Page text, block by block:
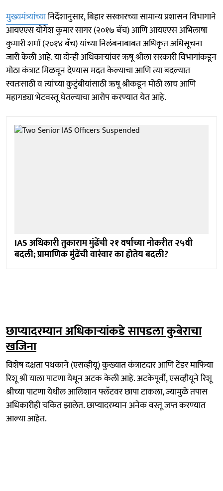
मुख्यमंत्र्यांच्यानिर्देशानुसार, बिहार सरकारच्या सामान्य प्रशासन विभागाने
आयएएस योगेश कुमार सागर (२०१७ बॅच) आणि आयएएस अभिलाषा
कुमारी शर्मा (२०१४ बॅच) यांच्या निलंबनाबाबत अधिकृत अधिसूचना
जारी केली आहे. या दोन्ही अधिकाऱ्यांवर ऋषू श्रीला सरकारी विभागांकडून
मोठा कंत्राट मिळवून देण्यास मदत केल्याचा आणि त्या बदल्यात
स्वतःसाठी व त्यांच्या कुटुंबीयांसाठी ऋषू श्रीकडून मोठी लाच आणि
महागड्या भेटवस्तू घेतल्याचा आरोप करण्यात येत आहे.
IAS अधिकारी तुकाराम मुंढेंची २१ वर्षाच्या नोकरीत २५वी
बदली; प्रामाणिक मुंढेंची वारंवार का होतेय बदली?
छाप्यादरम्यान अधिकाऱ्यांकडे सापडला कुबेराचा
खजिना
विशेष दक्षता पथकाने (एसव्हीयू) कुख्यात कंत्राटदार आणि टेंडर माफिया
रिशू श्री याला पाटणा येथून अटक केली आहे. अटकेपूर्वी, एसव्हीयूने रिशू
श्रीच्या पाटणा येथील आलिशान फ्लॅटवर छापा टाकला, ज्यामुळे तपास
अधिकारीही चकित झालेत. छाप्यादरम्यान अनेक वस्तू जप्त करण्यात
आल्या आहेत.